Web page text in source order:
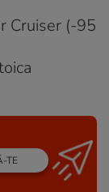
Cruiser (-95
TE